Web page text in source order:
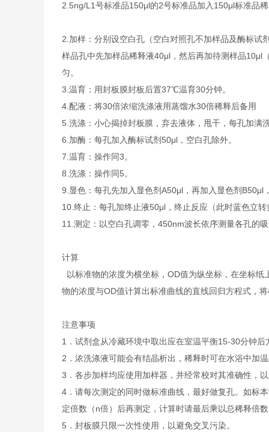
2.5ng/L 1号标准品150μl的2号标准品加入150μl标准品
2. 加样：分别设空白孔（空白对照孔不加样品及酶标试
样品孔中先加样品稀释液40μl，然后再加待测样品10μl
匀。
3. 温育：用封板膜封板后置37℃温育30分钟。
4. 配液：将30倍浓缩洗涤液用蒸馏水30倍稀释后备用
5. 洗涤：小心揭掉封板膜，弃去液体，甩干，每孔加满
6. 加酶：每孔加入酶标试剂50μl，空白孔除外。
7. 温育：操作同3。
8. 洗涤：操作同5。
9. 显色：每孔先加入显色剂A50μl，再加入显色剂
10. 终止：每孔加终止液50μl，终止反应（此时蓝色立转
11. 测定：以空白孔调零，450nm波长依序测量各孔的
计算
以标准物的浓度为横坐标，OD值为纵坐标，在坐标
物的浓度与OD值计算出标准曲线的直线回归方程式，
注意事项
1．试剂盒从冷藏环境中取出应在室温平衡15-30分钟
2．浓洗涤液可能会有结晶析出，稀释时可在水浴中加
3．各步加样均应使用加样器，并经常校对其准确性，
4．请每次测定的同时做标准曲线，最好做复孔。如标
定倍数（n倍）后再测定，计算时请最后乘以总稀释倍
5．封板膜只限一次性使用，以避免交叉污染。